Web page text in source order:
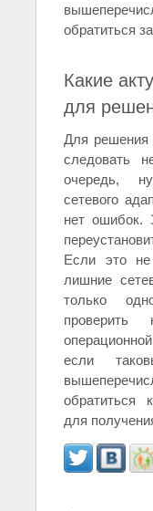
обратиться
Какие
для
Для решения
следовать
очередь,
сетевого
нет ошибок.
Если это не
лишние
только
проверить
если
обратиться
для